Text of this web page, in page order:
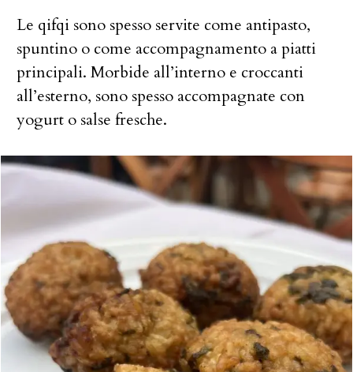
Le qifqi sono spesso servite come antipasto,
spuntino o come accompagnamento a piatti
principali. Morbide all’interno e croccanti
all’esterno, sono spesso accompagnate con
yogurt o salse fresche.